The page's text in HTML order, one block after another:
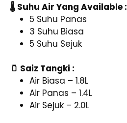
🌡️ Suhu Air Yang Available :
5 Suhu Panas
3 Suhu Biasa
5 Suhu Sejuk
🫙 Saiz Tangki :
Air Biasa – 1.8L
Air Panas – 1.4L
Air Sejuk – 2.0L